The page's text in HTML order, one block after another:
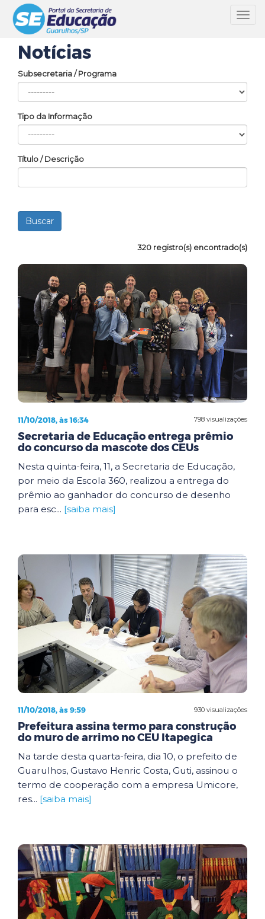
Notícias
Subsecretaria / Programa
Tipo da Informação
Título / Descrição
320 registro(s) encontrado(s)
798 visualizações
11/10/2018, às 16:34
Secretaria de Educação entrega prêmio
do concurso da mascote dos CEUs
Nesta quinta-feira, 11, a Secretaria de Educação,
por meio da Escola 360, realizou a entrega do
prêmio ao ganhador do concurso de desenho
para esc... [saiba mais]
930 visualizações
11/10/2018, às 9:59
Prefeitura assina termo para construção
do muro de arrimo no CEU Itapegica
Na tarde desta quarta-feira, dia 10, o prefeito de
Guarulhos, Gustavo Henric Costa, Guti, assinou o
termo de cooperação com a empresa Umicore,
res... [saiba mais]